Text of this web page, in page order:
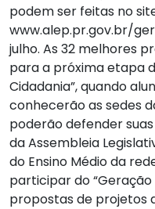
podem ser feitas no
www.alep.pr.gov.br/
julho. As 32 melhores
para a próxima etapa
Cidadania”, quando
conhecerão as sedes
poderão defender
daAssembleia
do Ensino Médio da
participar do
propostas de projetos